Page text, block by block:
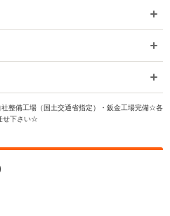
整備工場（国土交通省指定）・鈑金工場完備☆各
せ下さい☆